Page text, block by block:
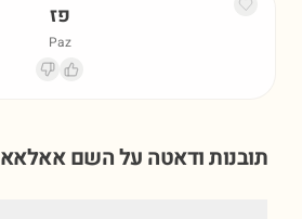
פז
Paz
תובנות ודאטה על השםאאלאא